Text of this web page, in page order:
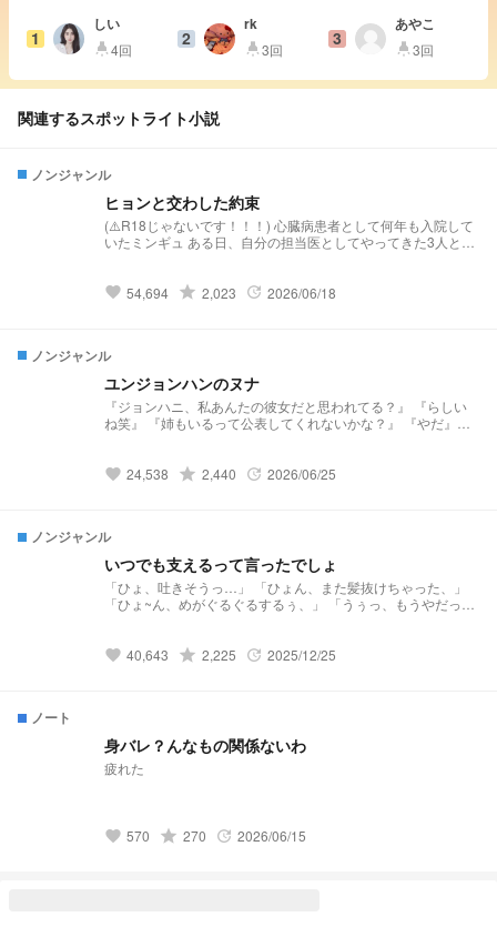
1
しい
highlight4回 2
rk
highlight3回 3
あやこ
highlight3回
関連するスポットライト小説
ノンジャンル
ヒョンと交わした約束
(⚠️R18じゃないです！！！) 心臓病患者として何年も入院して
いたミンギュ ある日、自分の担当医としてやってきた3人と
たミンギュ けれどそこでの生活は想像を絶するほど厳しいも
い」 (⚠︎あるお話を参考にさせていただいたので似ている点が
あるかもしれません。ご本人様から許可はいただいてます)
favorite 54,694 grade 2,023 update 2026/06/18
ノンジャンル
ユンジョンハンのヌナ
『ジョンハニ、私あんたの彼女だと思われてる？』 『らしい
ね笑』 『姉もいるって公表してくれないかな？』 『やだ』
り消す場合あります🙇🏻‍♀️ オチとかそういうのは考えておりませ
favorite 24,538 grade 2,440 update 2026/06/25
ノンジャンル
いつでも支えるって言ったでしょ
「ひょ、吐きそうっ…」 「ひょん、また髪抜けちゃった、」
「ひょ~ん、めがぐるぐるするぅ、」 「うぅっ、もうやだっ…
らね』 ある日、白血病だと診断されたディノ 辛い副作用に耐
favorite 40,643 grade 2,225 update 2025/12/25
ノート
身バレ？んなもの関係ないわ
疲れた
favorite 570 grade 270 update 2026/06/15